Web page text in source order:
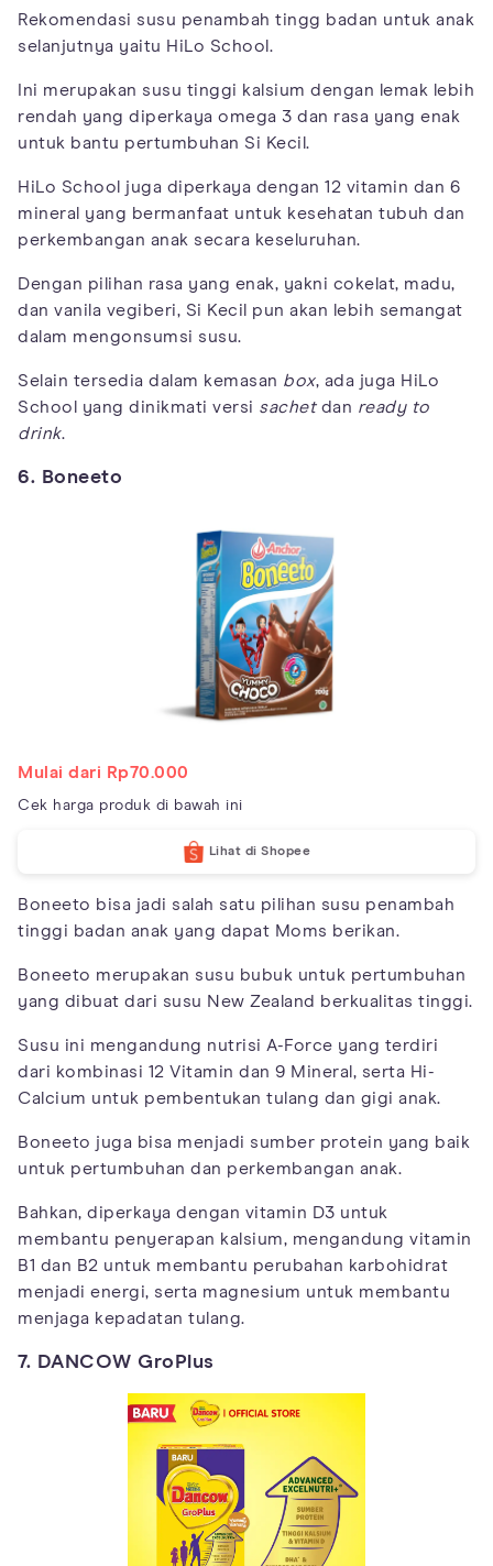
Rekomendasi susu penambah tingg badan untuk anak
selanjutnya yaitu HiLo School.
Ini merupakan susu tinggi kalsium dengan lemak lebih
rendah yang diperkaya omega 3 dan rasa yang enak
untuk bantu pertumbuhan Si Kecil.
HiLo School juga diperkaya dengan 12 vitamin dan 6
mineral yang bermanfaat untuk kesehatan tubuh dan
perkembangan anak secara keseluruhan.
Dengan pilihan rasa yang enak, yakni cokelat, madu,
dan vanila vegiberi, Si Kecil pun akan lebih semangat
dalam mengonsumsi susu.
Selain tersedia dalam kemasan box, ada juga HiLo
School yang dinikmati versi sachetdan ready to
drink.
6. Boneeto
Mulai dari Rp70.000
Cek harga produk di bawah ini
Lihat di Shopee
Boneeto bisa jadi salah satu pilihan susu penambah
tinggi badan anak yang dapat Moms berikan.
Boneeto merupakan susu bubuk untuk pertumbuhan
yang dibuat dari susu New Zealand berkualitas tinggi.
Susu ini mengandung nutrisi A-Force yang terdiri
dari kombinasi 12 Vitamin dan 9 Mineral, serta Hi-
Calcium untuk pembentukan tulang dan gigi anak.
Boneeto juga bisa menjadi sumber protein yang baik
untuk pertumbuhan dan perkembangan anak.
Bahkan, diperkaya dengan vitamin D3 untuk
membantu penyerapan kalsium, mengandung vitamin
B1 dan B2 untuk membantu perubahan karbohidrat
menjadi energi, serta magnesium untuk membantu
menjaga kepadatan tulang.
7. DANCOW GroPlus